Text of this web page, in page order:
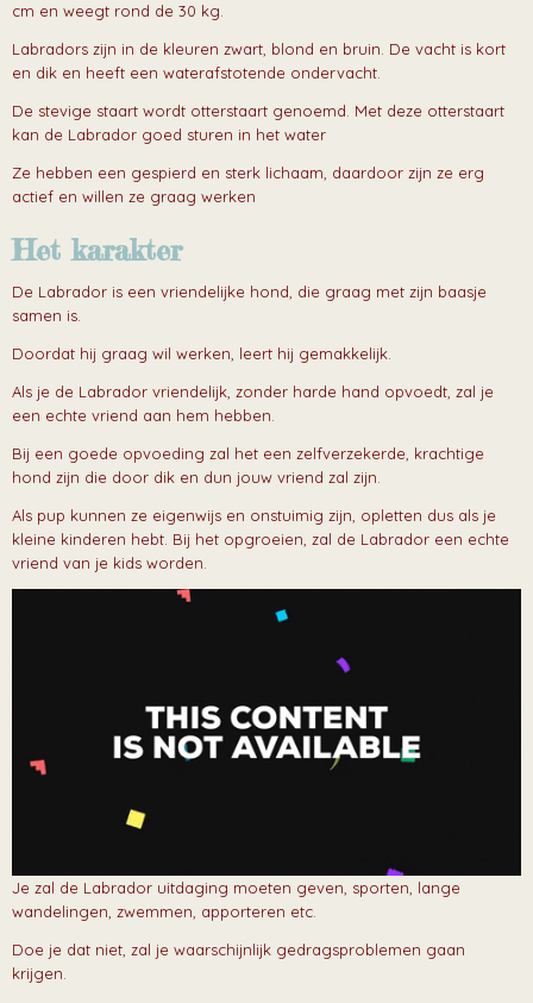
cm en weegt rond de 30 kg.
Labradors zijn in de kleuren zwart, blond en bruin. De vacht is kort
en dik en heeft een waterafstotende ondervacht.
De stevige staart wordt otterstaart genoemd. Met deze otterstaart
kan de Labrador goed sturen in het water
Ze hebben een gespierd en sterk lichaam, daardoor zijn ze erg
actief en willen ze graag werken
Het karakter
De Labrador is een vriendelijke hond, die graag met zijn baasje
samen is.
Doordat hij graag wil werken, leert hij gemakkelijk.
Als je de Labrador vriendelijk, zonder harde hand opvoedt, zal je
een echte vriend aan hem hebben.
Bij een goede opvoeding zal het een zelfverzekerde, krachtige
hond zijn die door dik en dun jouw vriend zal zijn.
Als pup kunnen ze eigenwijs en onstuimig zijn, opletten dus als je
kleine kinderen hebt. Bij het opgroeien, zal de Labrador een echte
vriend van je kids worden.
Je zal de Labrador uitdaging moeten geven, sporten, lange
wandelingen, zwemmen, apporteren etc.
Doe je dat niet, zal je waarschijnlijk gedragsproblemen gaan
krijgen.